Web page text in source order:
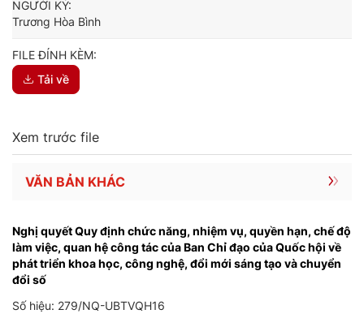
NGƯỜI KÝ:
Trương Hòa Bình
FILE ĐÍNH KÈM:
Tải về
Xem trước file
VĂN BẢN KHÁC
Nghị quyết Quy định chức năng, nhiệm vụ, quyền hạn, chế độ
làm việc, quan hệ công tác của Ban Chỉ đạo của Quốc hội về
phát triển khoa học, công nghệ, đổi mới sáng tạo và chuyển
đổi số
Số hiệu: 279/NQ-UBTVQH16